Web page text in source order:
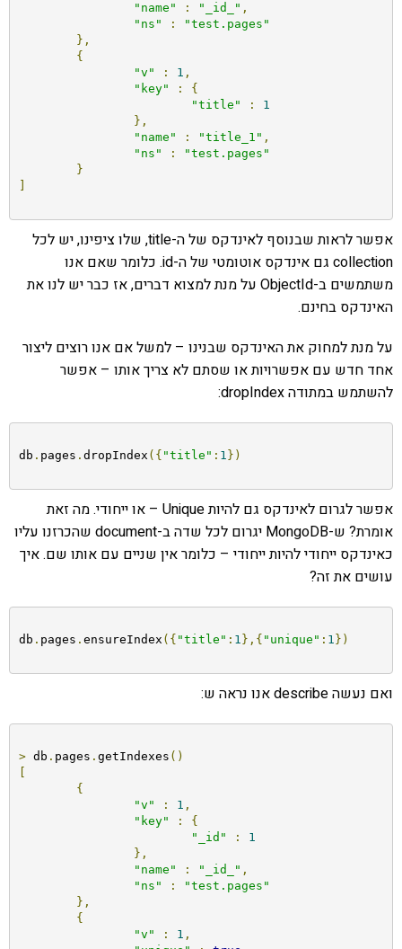
"name"
: "_id_" ,
"ns"
:
"test.pages"
},
{
"v"
: 1 ,
"key"
:
{
"title"
:
1
},
"name"
: "title_1" ,
"ns"
:
"test.pages"
}
אפשר לראות שבנוסף לאינדקס של ה-title, שלו ציפינו, יש לכל
collection גם אינדקס אוטומטי של ה-id. כלומר שאם אנו
משתמשים ב-ObjectId על מנת למצוא דברים, אז כבר יש לנו את
האינדקס בחינם.
על מנת למחוק את האינדקס שבנינו – למשל אם אנו רוצים ליצור
אחד חדש עם אפשרויות או שסתם לא צריך אותו – אפשר
להשתמש במתודה dropIndex:
db . pages . dropIndex ({ "title" : 1 })
אפשר לגרום לאינדקס גם להיות Unique – או ייחודי. מה זאת
אומרת? ש-MongoDB יגרום לכל שדה ב-document שהכרזנו עליו
כאינדקס ייחודי להיות ייחודי – כלומר אין שניים עם אותו שם. איך
עושים את זה?
db . pages . ensureIndex ({ "title" : 1 },{ "unique" : 1 })
ואם נעשה describe אנו נראה ש:
> db . pages . getIndexes ()
{
"v"
: 1 ,
"key"
:
{
"_id"
:
1
},
"name"
: "_id_" ,
"ns"
:
"test.pages"
},
{
"v"
: 1 ,